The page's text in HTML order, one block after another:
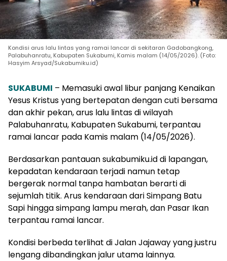
Kondisi arus lalu lintas yang ramai lancar di sekitaran Gadobangkong,
Palabuhanratu, Kabupaten Sukabumi, Kamis malam (14/05/2026). (Foto:
Hasyim Arsyad/Sukabumiku.id)
SUKABUMI – Memasuki awal libur panjang Kenaikan
Yesus Kristus yang bertepatan dengan cuti bersama
dan akhir pekan, arus lalu lintas di wilayah
Palabuhanratu, Kabupaten Sukabumi, terpantau
ramai lancar pada Kamis malam (14/05/2026).
Berdasarkan pantauan sukabumiku.id di lapangan,
kepadatan kendaraan terjadi namun tetap
bergerak normal tanpa hambatan berarti di
sejumlah titik. Arus kendaraan dari Simpang Batu
Sapi hingga simpang lampu merah, dan Pasar Ikan
terpantau ramai lancar.
Kondisi berbeda terlihat di Jalan Jajaway yang justru
lengang dibandingkan jalur utama lainnya.